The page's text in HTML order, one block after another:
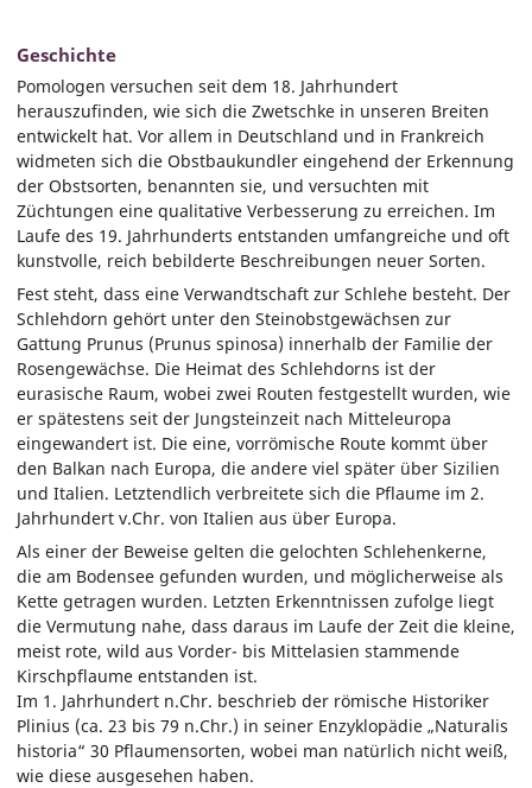
Geschichte
Pomologen versuchen seit dem 18. Jahrhundert
herauszufinden, wie sich die Zwetschke in unseren Breiten
entwickelt hat. Vor allem in Deutschland und in Frankreich
widmeten sich die Obstbaukundler eingehend der Erkennung
der Obstsorten, benannten sie, und versuchten mit
Züchtungen eine qualitative Verbesserung zu erreichen. Im
Laufe des 19. Jahrhunderts entstanden umfangreiche und oft
kunstvolle, reich bebilderte Beschreibungen neuer Sorten.
Fest steht, dass eine Verwandtschaft zur Schlehe besteht. Der
Schlehdorn gehört unter den Steinobstgewächsen zur
Gattung Prunus (Prunus spinosa) innerhalb der Familie der
Rosengewächse. Die Heimat des Schlehdorns ist der
eurasische Raum, wobei zwei Routen festgestellt wurden, wie
er spätestens seit der Jungsteinzeit nach Mitteleuropa
eingewandert ist. Die eine, vorrömische Route kommt über
den Balkan nach Europa, die andere viel später über Sizilien
und Italien. Letztendlich verbreitete sich die Pflaume im 2.
Jahrhundert v.Chr. von Italien aus über Europa.
Als einer der Beweise gelten die gelochten Schlehenkerne,
die am Bodensee gefunden wurden, und möglicherweise als
Kette getragen wurden. Letzten Erkenntnissen zufolge liegt
die Vermutung nahe, dass daraus im Laufe der Zeit die kleine,
meist rote, wild aus Vorder- bis Mittelasien stammende
Kirschpflaume entstanden ist.
Im 1. Jahrhundert n.Chr. beschrieb der römische Historiker
Plinius (ca. 23 bis 79 n.Chr.) in seiner Enzyklopädie „Naturalis
historia“ 30 Pflaumensorten, wobei man natürlich nicht weiß,
wie diese ausgesehen haben.